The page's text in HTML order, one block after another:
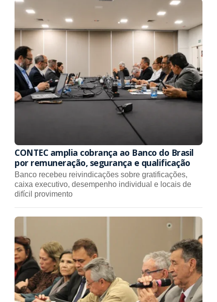
CONTEC amplia cobrança ao Banco do Brasil
por remuneração, segurança e qualificação
Banco recebeu reivindicações sobre gratificações,
caixa executivo, desempenho individual e locais de
difícil provimento